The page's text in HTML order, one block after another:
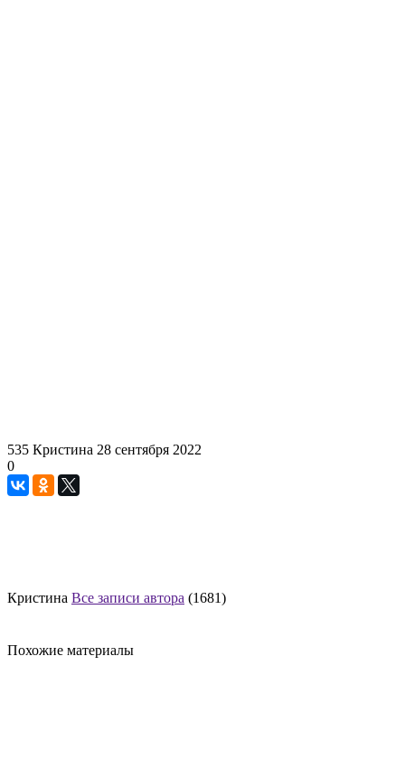
535 Кристина 28 сентября 2022
0
Кристина Все записи автора (1681)
Похожие материалы